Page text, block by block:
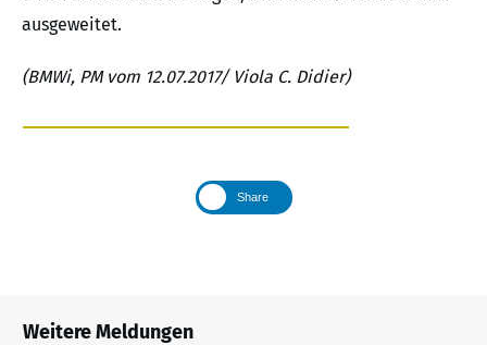
ausgeweitet.
(BMWi, PM vom 12.07.2017/ Viola C. Didier)
Share
Weitere Meldungen